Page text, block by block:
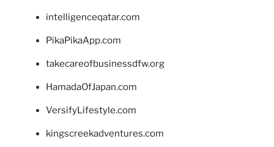
intelligenceqatar.com
PikaPikaApp.com
takecareofbusinessdfw.org
HamadaOfJapan.com
VersifyLifestyle.com
kingscreekadventures.com